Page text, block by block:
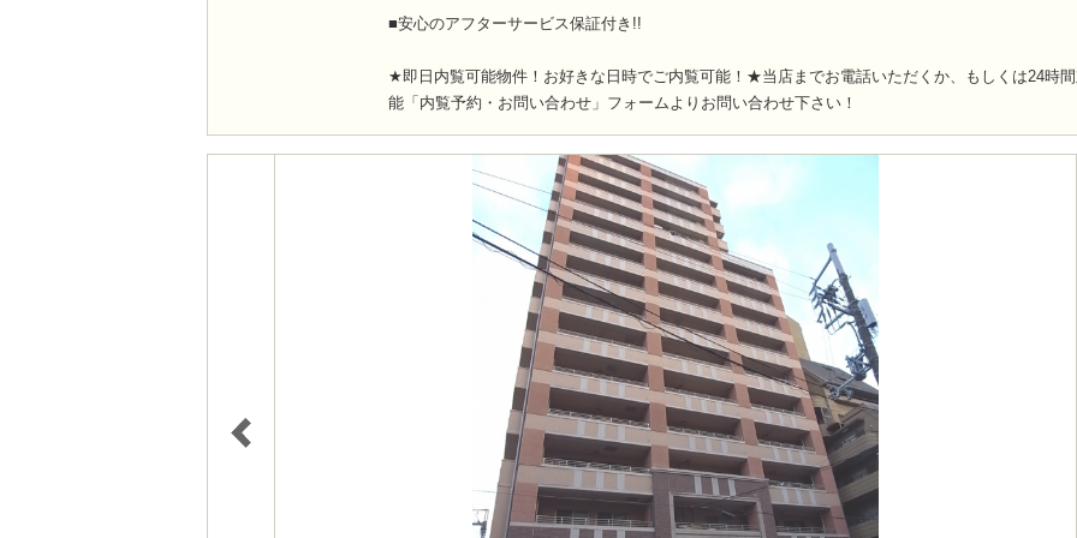
■安心のアフターサービス保証付き!!
★即日内覧可能物件！お好きな日時でご内覧可能！★当店までお電話いただくか、もしくは24時
能「内覧予約・お問い合わせ」フォームよりお問い合わせ下さい！